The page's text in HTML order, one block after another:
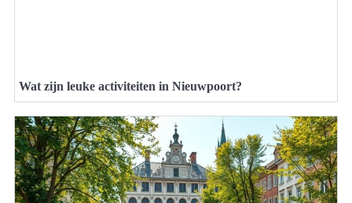
Wat zijn leuke activiteiten in Nieuwpoort?